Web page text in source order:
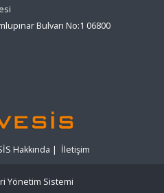
Bulvarı No:1 06800
Hakkında | İletişim
Yönetim Sistemi